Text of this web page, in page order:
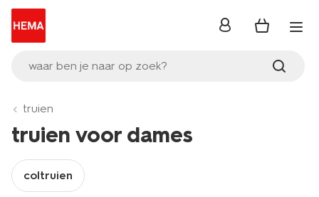
waar ben je naar op zoek?
inloggen
truien
truien voor dames
coltruien